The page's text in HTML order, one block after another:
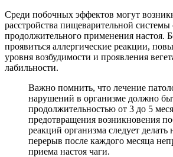
Среди побочных эффектов могут
расстройства пищеварительной
продолжительного применения настоя.
проявиться аллергические реакции,
уровня возбудимости и проявления
лабильности.
Важно помнить, что лечение
нарушений в организме должно
продолжительностью от 3 до 5
предотвращения возникновения
реакций организма следует делать
перерыв после каждого месяца
приема настоя чаги.